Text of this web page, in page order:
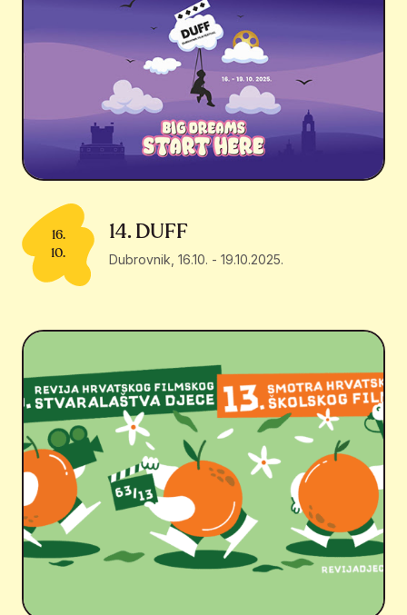
16.
10.
14. DUFF
Dubrovnik 16.10. - 19.10.2025.